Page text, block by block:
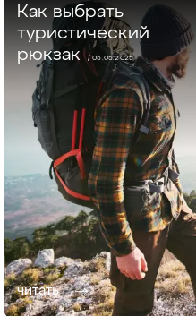
Как выбрать
туристический
рюкзак / 05.05.2025
читать